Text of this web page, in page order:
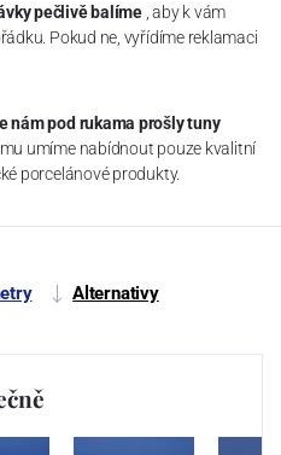
pečlivě balíme , aby k vám
Pokud ne, vyřídíme reklamaci
nám pod rukama prošly tuny
umíme nabídnout pouze kvalitní
porcelánové produkty.
Alternativy